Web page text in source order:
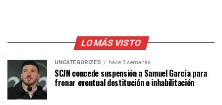
LO MÁS VISTO
UNCATEGORIZED hace 3 semanas
SCJN concede suspensión a Samuel García para
frenar eventual destitución o inhabilitación